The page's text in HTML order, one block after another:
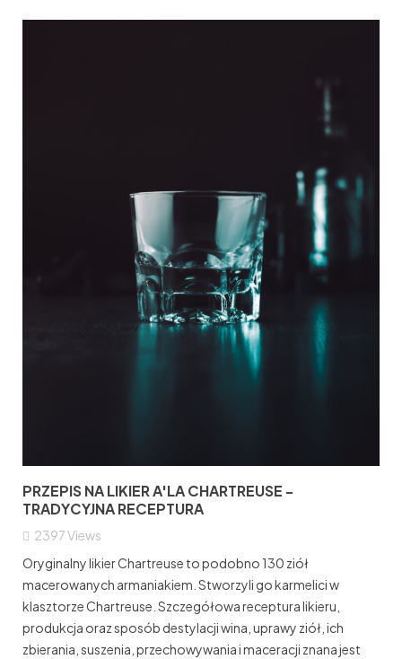
PRZEPIS NA LIKIER A'LA CHARTREUSE -
TRADYCYJNA RECEPTURA
2397Views
Oryginalny likier Chartreuse to podobno 130 ziół
macerowanych armaniakiem. Stworzyli go karmelici w
klasztorze Chartreuse. Szczegółowa receptura likieru,
produkcja oraz sposób destylacji wina, uprawy ziół, ich
zbierania, suszenia, przechowywania i maceracji znana jest